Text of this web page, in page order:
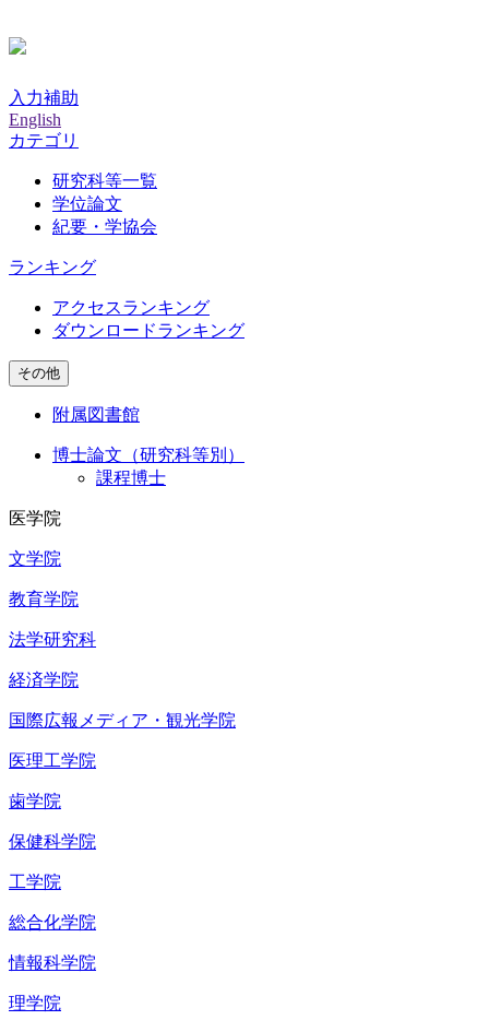
入力補助
English
カテゴリ
研究科等一覧
学位論文
紀要・学協会
ランキング
アクセスランキング
ダウンロードランキング
その他
附属図書館
博士論文（研究科等別）
課程博士
医学院
文学院
教育学院
法学研究科
経済学院
国際広報メディア・観光学院
医理工学院
歯学院
保健科学院
工学院
総合化学院
情報科学院
理学院